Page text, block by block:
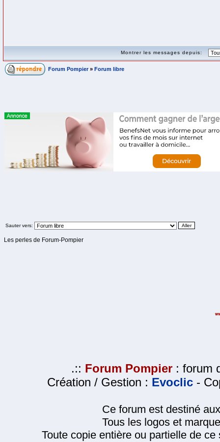
Montrer les messages depuis:
Forum Pompier » Forum libre
Sauter vers:
Les perles de Forum-Pompier
.:: Forum Pompier : forum
Création / Gestion : Evoclic -
Ce forum est destiné
Tous les logos et
Toute copie entière ou partielle de